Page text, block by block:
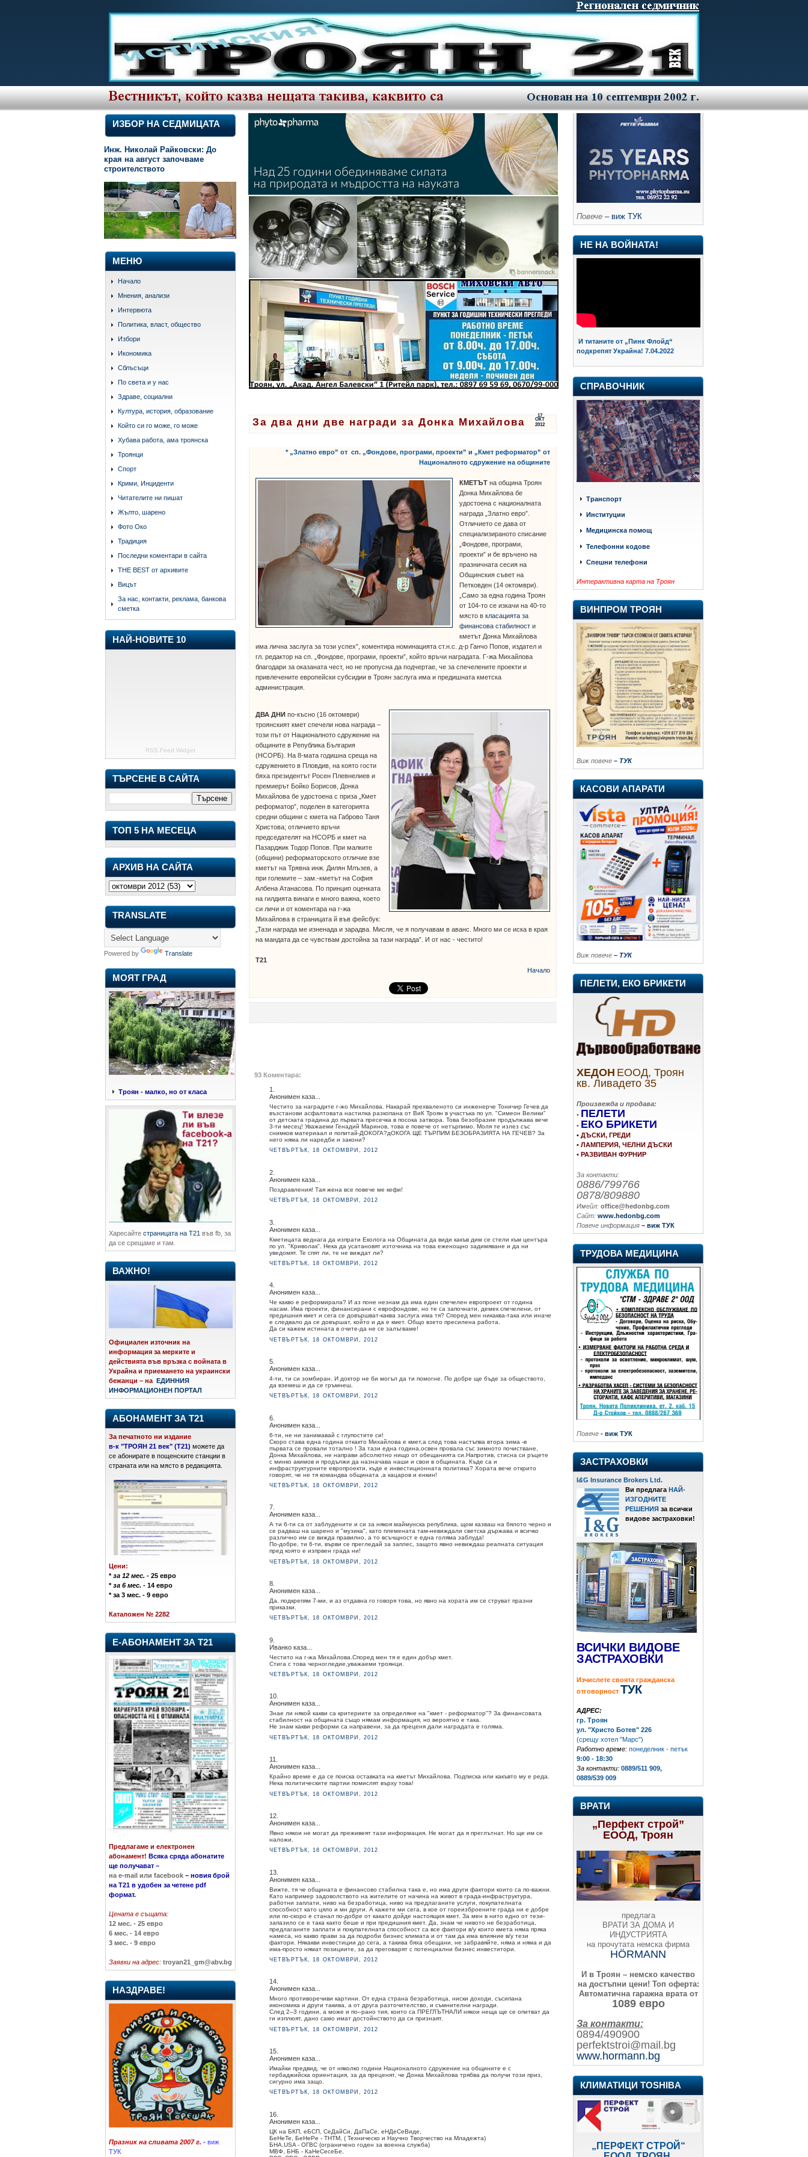
ИЗБОР НА СЕДМИЦАТА
Инж. Николай Райковски: До
края на август започваме
строителството
МЕНЮ
Начало
Мнения, анализи
Интервюта
Политика, власт, общество
Избори
Икономика
Сблъсъци
По света и у нас
Здраве, социални
Култура, история, образование
Който си го може, го може
Хубава работа, ама троянска
Троянци
Спорт
Крими, Инциденти
Читателите ни пишат
Жълто, шарено
Фото Око
Традиция
Последни коментари в сайта
THE BEST от архивите
Вицът
За нас, контакти, реклама, банкова
сметка
НАЙ-НОВИТЕ 10
RSS Feed Widget
ТЪРСЕНЕ В САЙТА
ТОП 5 НА МЕСЕЦА
АРХИВ НА САЙТА
TRANSLATE
Powered by Translate
МОЯТ ГРАД
Троян - малко, но от класа
Харесайте страницата на Т21 във fb, за
да се срещаме и там.
ВАЖНО!
Официален източник на
информация за мерките и
действията във връзка с войната в
Украйна и приемането на украински
бежанци – на
ЕДИННИЯ
ИНФОРМАЦИОНЕН ПОРТАЛ
АБОНАМЕНТ ЗА Т21
За печатното ни издание
в-к "ТРОЯН 21 век" (Т21) можете да
се абонирате в пощенските станции в
страната или на място в редакцията.
Цени:
*за 12 мес. - 25 евро
*за 6 мес. - 14 евро
* за 3 мес. - 9 евро
Каталожен № 2282
Е-АБОНАМЕНТ ЗА Т21
Предлагаме и електронен
абонамент! Всяка сряда абонатите
ще получават –
на e-mail или facebook – новия брой
на Т21 в удобен за четене pdf
формат.
Цената е същата:
12 мес. - 25 евро
6 мес. - 14 евро
3 мес. - 9 евро
Заявки на адрес: troyan21_gm@abv.bg
НАЗДРАВЕ!
Празник на сливата 2007 г. - виж
ТУК
17
ОКТ
2012
За два дни две награди за Донка Михайлова
* „Златно евро” от сп. „Фондове, програми, проекти” и „Кмет реформатор” от
Националното сдружение на общините
КМЕТЪТ на община Троян
Донка Михайлова бе
удостоена с националната
награда „Златно евро”.
Отличието се дава от
специализираното списание
„Фондове, програми,
проекти” и бе връчено на
празничната сесия на
Общинския съвет на
Петковден (14 октомври).
„Само за една година Троян
от 104-то се изкачи на 40-то
място вкласацията за
финансова стабилност и
кметът Донка Михайлова
има лична заслуга за този успех”, коментира номинацията ст.н.с. д-р Ганчо Попов, издател и
гл. редактор на сп. „Фондове, програми, проекти”, който връчи наградата. Г-жа Михайлова
благодари за оказаната чест, но не пропусна да подчертае, че за спечелените проекти и
привлечените европейски субсидии в Троян заслуга има и предишната кметска
администрация.
ДВА ДНИ по-късно (16 октомври)
троянският кмет спечели нова награда –
този път от Националното сдружение на
общините в Република България
(НСОРБ). На 8-мата годишна среща на
сдружението в Пловдив, на която гости
бяха президентът Росен Плевнелиев и
премиерът Бойко Борисов, Донка
Михайлова бе удостоена с приза „Кмет
реформатор”, поделен в категорията
средни общини с кмета на Габрово Таня
Христова; отличието връчи
председателят на НСОРБ и кмет на
Пазарджик Тодор Попов. При малките
(общини) реформаторското отличие взе
кметът на Трявна инж. Дилян Млъзев, а
при големите – зам.-кметът на София
Албена Атанасова. По принцип оценката
на гилдията винаги е много важна, което
си личи и от коментара на г-жа
Михайлова в страницата й във фейсбук:
„Тази награда ме изненада и зарадва. Мисля, че я получавам в аванс. Много ми се иска в края
на мандата да се чувствам достойна за тази награда”. И от нас - честито!
Т21
Начало
93 Коментара:
1.
Анонимен каза...
Честито за наградите г-жо Михайлова. Накарай прехваленото си инженерче Тоничир Гечев да
възстанови асфалтовата настилка разкопана от ВиК Троян в участъка по ул. "Симеон Велики"
от детската градина до първата пресечка в посока затвора. Това безобразие продължава вече
3-ти месец! Уважаеми Генадий Маринов, това е повече от нетърпимо. Моля те излез със
снимков материаал и попитай-ДОКОГА?дОКОГА ЩЕ ТЪРПИМ БЕЗОБРАЗИЯТА НА ГЕЧЕВ? За
него няма ли наредби и закони?
ЧЕТВЪРТЪК, 18 ОКТОМВРИ, 2012
2.
Анонимен каза...
Поздравления! Тая жена все повече ме кефи!
ЧЕТВЪРТЪК, 18 ОКТОМВРИ, 2012
3.
Анонимен каза...
Кметицата веднага да изпрати Еколога на Общината да види какъв дим се стели към центъра
по ул. "Криволак". Нека да усатановят източника на това еженощно задимяване и да ни
уведомят. Те спят ли, те не виждат ли?
ЧЕТВЪРТЪК, 18 ОКТОМВРИ, 2012
4.
Анонимен каза...
Че какво е реформирала? И аз поне незнам да има един спечелен европроект от година
насам. Има проекти, финансирани с еврофондове, но те са започнати, демек спечелени, от
предишния кмет и сега се довършват-каква заслуга има тя? Според мен никаква-така или иначе
е следвало да се довършат, който и да е кмет. Общо взето пресилена работа.
Да си кажем истината в очите-да не се залъгваме!
ЧЕТВЪРТЪК, 18 ОКТОМВРИ, 2012
5.
Анонимен каза...
4-ти, ти си зомбиран. И доктор не би могъл да ти помогне. По добре ще бъде за обществото,
да вземеш и да се гръмнеш.
ЧЕТВЪРТЪК, 18 ОКТОМВРИ, 2012
6.
Анонимен каза...
6-ти, не ни занимавай с глупостите си!
Скоро става една година откакто Михайлова е кмет,а след това настъпва втора зима -в
първата се провали тотално ! За тази една година,освен провала със зимното почистване,
Донка Михайлова, не направи абсолютно нищо от обещанията си.Напротив, стисна си ръцете
с минко акимов и продължи да назначава наши и свои в общината. Къде са и
инфраструктурните европроекти, къде е инвестиционната политика? Хората вече открито
говорят, че не тя командва общината ,а кацаров и енкин!
ЧЕТВЪРТЪК, 18 ОКТОМВРИ, 2012
7.
Анонимен каза...
А ти 6-ти са от заблудените и си за някоя маймунска република, щом казваш на бялото черно и
се радваш на шарено и "музика", като племената там-невиждали светска държава и всичко
различно им се вижда правилно, а то всъчщност е една голяма заблуда!
По-добре, ти 6-ти, върви се прегледай за заплес, защото явно невиждаш реалната ситуация
пред която е изпрвен града ни!
ЧЕТВЪРТЪК, 18 ОКТОМВРИ, 2012
8.
Анонимен каза...
Да, подкрепям 7-ми, и аз отдавна го говоря това, но явно на хората им се струват празни
приказки.
ЧЕТВЪРТЪК, 18 ОКТОМВРИ, 2012
9.
Иванко каза...
Честито на г-жа Михайлова.Според мен тя е един добър кмет.
Стига с това черногледие,уважаеми троянци.
ЧЕТВЪРТЪК, 18 ОКТОМВРИ, 2012
10.
Анонимен каза...
Знае ли някой какви са критериите за определяне на "кмет - реформатор"? За финансовата
стабилност на общината също нямам информация, но вероятно е така.
Не знам какви реформи са направени, за да преценя дали наградата е голяма.
ЧЕТВЪРТЪК, 18 ОКТОМВРИ, 2012
11.
Анонимен каза...
Крайно време е да се поиска оставката на кметът Михайлова. Подписка или какъвто му е реда.
Нека политическите партии помислят върху това!
ЧЕТВЪРТЪК, 18 ОКТОМВРИ, 2012
12.
Анонимен каза...
Явно някои не могат да преживеят тази информация. Не могат да я преглътнат. Но ще им се
наложи.
ЧЕТВЪРТЪК, 18 ОКТОМВРИ, 2012
13.
Анонимен каза...
Вижте, тя че общината е финансово стабилна така е, но има други фактори които са по-важни.
Като например задоволството на жителите от начина на живот в града-инфраструктура,
работни заплати, ниво на безработица, ниво на предлаганите услуги, покупателната
способност като цяло и мн други. А кажете ми сега, в кое от гореизброените града ни е добре
или по-скоро е станал по-добре от какато дойде настоящия кмет. За мен в нито едно от тези-
запазило се е така както беше и при предишния кмет. Да, знам че нивото не безработица,
предлаганите заплати и покупателната способност са все фактори в/у които кмета няма пряка
намеса, но какво прави за да подроби бизнес климата и от там да има влияние в/у тези
фактори. Някакви инвестиции до сега, а такива бяха обещани, не забравяйте, няма и няма и да
има-просто нямат позициите, за да преговарят с потенциални бизнес инвеститори.
ЧЕТВЪРТЪК, 18 ОКТОМВРИ, 2012
14.
Анонимен каза...
Много противоречиви картини. От една страна безработица, ниски доходи, съсипана
икономика и други такива, а от друга разточителство, и съмнителни награди.
След 2–3 години, а може и по–рано тия, които са ПРЕГЛЪТНАЛИ някои неща ще се опитват да
ги изплюят, дано само имат достойнството да си признаят.
ЧЕТВЪРТЪК, 18 ОКТОМВРИ, 2012
15.
Анонимен каза...
Имайки предвид, че от няколко години Националното сдружение на общините е с
гербаджийска ориентация, за да преценят, че Донка Михайлова трябва да получи този приз,
сигурно има защо.
ЧЕТВЪРТЪК, 18 ОКТОМВРИ, 2012
16.
Анонимен каза...
ЦК на БКП, еБСП, СеДайСи, ДаПаСе, еНДeСeВиде,
БеНеТе, БеНеРе - ТНТМ, ( Техническо и Научно Творчество на Младежта)
БНА,USA - ОГВС (ограничено годен за военна служба)
МВФ, БНБ - КаНеСесеБе,
Повече – виж ТУК
НЕ НА ВОЙНАТА!
И титаните от „Пинк Флойд“
подкрепят Украйна! 7.04.2022
СПРАВОЧНИК
Транспорт
Институции
Медицинска помощ
Телефонни кодове
Спешни телефони
Интерактивна карта на Троян
ВИНПРОМ ТРОЯН
Виж повече – ТУК
КАСОВИ АПАРАТИ
Виж повече – ТУК
ПЕЛЕТИ, ЕКО БРИКЕТИ
ХЕДОН ЕООД, Троян
кв. Ливадето 35
Произвежда и продава:
• ПЕЛЕТИ
• ЕКО БРИКЕТИ
• ДЪСКИ, ГРЕДИ
• ЛАМПЕРИЯ, ЧЕЛНИ ДЪСКИ
• РАЗВИВАН ФУРНИР
За контакти:
0886/799766
0878/809880
Имейл: office@hedonbg.com
Сайт: www.hedonbg.com
Повече информация – виж ТУК
ТРУДОВА МЕДИЦИНА
Повече - виж ТУК
ЗАСТРАХОВКИ
I&G Insurance Brokers Ltd.
Ви предлага НАЙ-
ИЗГОДНИТЕ
РЕШЕНИЯ за всички
видове застраховки!
ВСИЧКИ ВИДОВЕ
ЗАСТРАХОВКИ
Изчислете своята гражданска
отговорност ТУК
АДРЕС:
гр. Троян
ул. "Христо Ботев" 226
(срещу хотел "Марс")
Работно време: понеделник - петък
9:00 - 18:30
За контакти: 0889/511 909,
0889/539 009
ВРАТИ
„Перфект строй”
ЕООД, Троян
предлага
ВРАТИ ЗА ДОМА И
ИНДУСТРИЯТА
на прочутата немска фирма
HÖRMANN
И в Троян – немско качество
на достъпни цени! Топ оферта:
Автоматична гаражна врата от
1089 евро
За контакти:
0894/490900
perfektstroi@mail.bg
www.hormann.bg
КЛИМАТИЦИ TOSHIBA
„ПЕРФЕКТ СТРОЙ“